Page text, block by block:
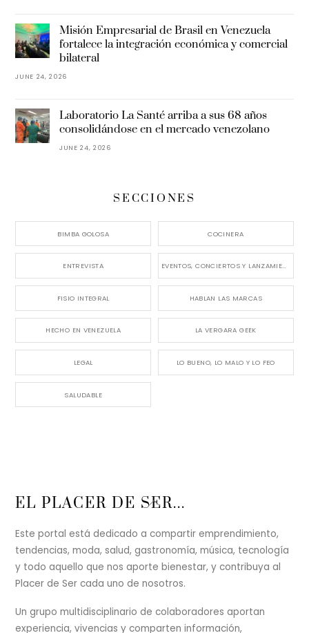
Misión Empresarial de Brasil en Venezuela
fortalece la integración económica y comercial
bilateral
JUNE 24, 2026
Laboratorio La Santé arriba a sus 68 años
consolidándose en el mercado venezolano
JUNE 24, 2026
SECCIONES
BIMBA GOLOSA COCINERA
ENTREVISTA EVENTOS, CONCIERTOS Y LANZAMIENTOS
FISIO INTEGRAL HABLAN LAS MARCAS
HECHO EN VENEZUELA LA VERGARA GEEK
LEGAL LO BUENO, LO MALO Y LO FEO
SALUDABLE
Back
Top
EL PLACER DE SER...
Este portal está dedicado a compartir emprendimiento,
tendencias, moda, salud, gastronomía, música, tecnología
y todo aquello que nos aporte bienestar, y contribuya al
Placer de Ser cada uno de nosotros.
Un grupo multidisciplinario de colaboradores aportan
experiencia, vivencias y comparten información,